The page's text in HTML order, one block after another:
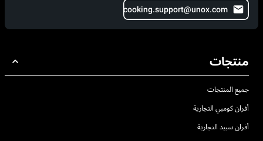
cooking.support@unox.com
منتجات
جميع المنتجات
أفران كومبي التجارية
أفران سبيد التجارية